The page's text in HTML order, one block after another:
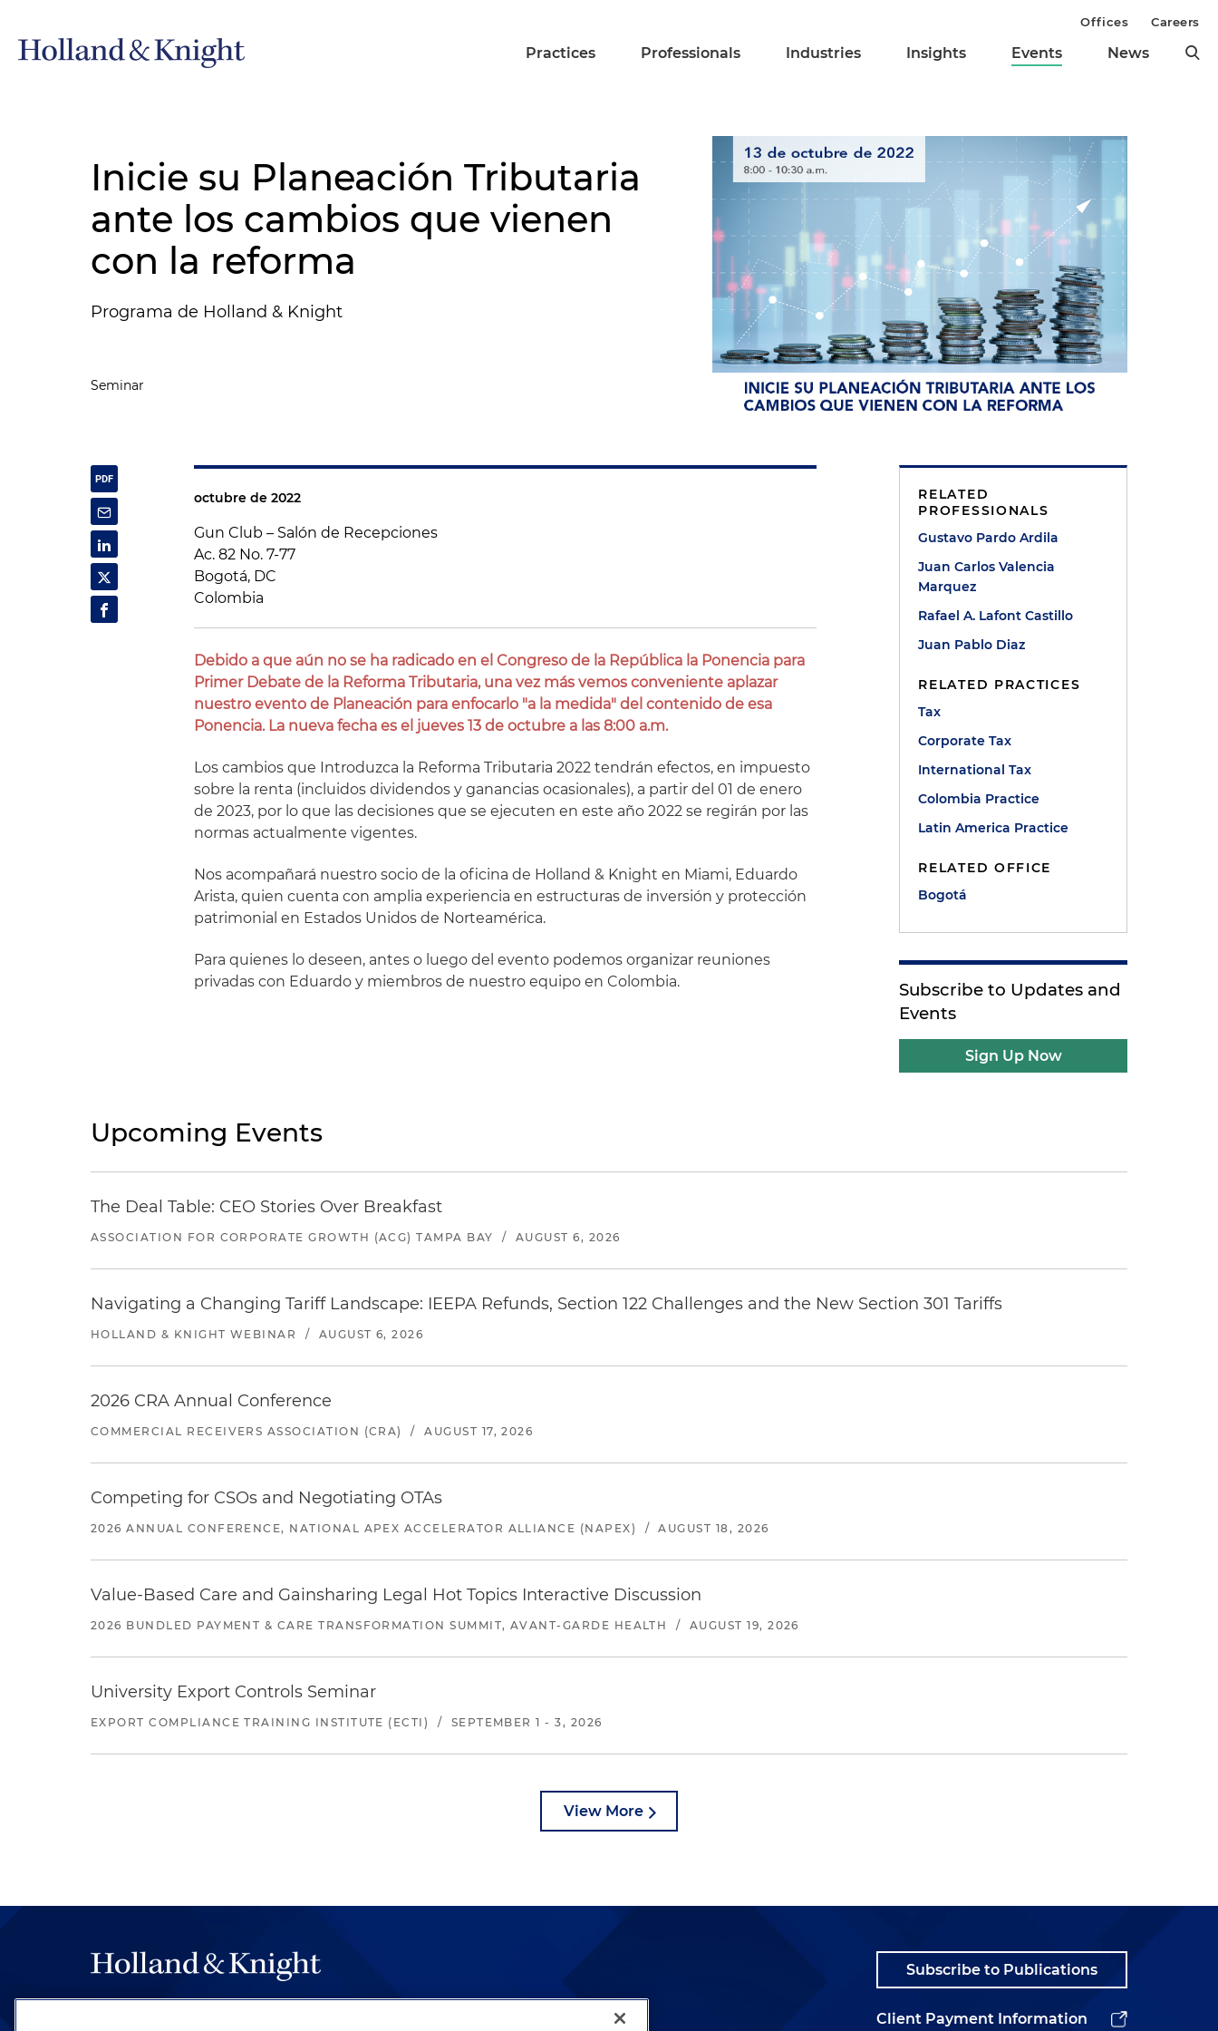
Practices Professionals Industries Insights Events News
Offices Careers
Inicie su Planeación Tributaria
ante los cambios que vienen
con la reforma
Programa de Holland & Knight
Seminar
octubre de 2022
Gun Club – Salón de Recepciones
Ac. 82 No. 7-77
Bogotá, DC
Colombia
Debido a que aún no se ha radicado en el Congreso de la República la Ponencia para
Primer Debate de la Reforma Tributaria, una vez más vemos conveniente aplazar
nuestro evento de Planeación para enfocarlo "a la medida" del contenido de esa
Ponencia. La nueva fecha es el jueves 13 de octubre a las 8:00 a.m.
Los cambios que Introduzca la Reforma Tributaria 2022 tendrán efectos, en impuesto
sobre la renta (incluidos dividendos y ganancias ocasionales), a partir del 01 de enero
de 2023, por lo que las decisiones que se ejecuten en este año 2022 se regirán por las
normas actualmente vigentes.
Nos acompañará nuestro socio de la oficina de Holland & Knight en Miami, Eduardo
Arista, quien cuenta con amplia experiencia en estructuras de inversión y protección
patrimonial en Estados Unidos de Norteamérica.
Para quienes lo deseen, antes o luego del evento podemos organizar reuniones
privadas con Eduardo y miembros de nuestro equipo en Colombia.
RELATED
PROFESSIONALS
Gustavo Pardo Ardila
Juan Carlos Valencia
Marquez
Rafael A. Lafont Castillo
Juan Pablo Diaz
RELATED PRACTICES
Tax
Corporate Tax
International Tax
Colombia Practice
Latin America Practice
RELATED OFFICE
Bogotá
Subscribe to Updates and
Events
Sign Up Now
Upcoming Events
The Deal Table: CEO Stories Over Breakfast
ASSOCIATION FOR CORPORATE GROWTH (ACG) TAMPA BAY / AUGUST 6, 2026
Navigating a Changing Tariff Landscape: IEEPA Refunds, Section 122 Challenges and the New Section 301 Tariffs
HOLLAND & KNIGHT WEBINAR / AUGUST 6, 2026
2026 CRA Annual Conference
COMMERCIAL RECEIVERS ASSOCIATION (CRA) / AUGUST 17, 2026
Competing for CSOs and Negotiating OTAs
2026 ANNUAL CONFERENCE, NATIONAL APEX ACCELERATOR ALLIANCE (NAPEX) / AUGUST 18, 2026
Value-Based Care and Gainsharing Legal Hot Topics Interactive Discussion
2026 BUNDLED PAYMENT & CARE TRANSFORMATION SUMMIT, AVANT-GARDE HEALTH / AUGUST 19, 2026
University Export Controls Seminar
EXPORT COMPLIANCE TRAINING INSTITUTE (ECTI) / SEPTEMBER 1 - 3, 2026
View More
Subscribe to Publications
Client Payment Information